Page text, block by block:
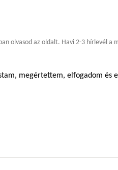
olvasod az oldalt. Havi 2-3 hírlevél a
megértettem, elfogadom és